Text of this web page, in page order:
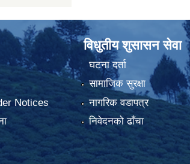
Notices
विधुतीय शुसासन सेवा
घटना दर्ता
सामाजिक सुरक्षा
नागरिक वडापत्र
निवेदनको ढाँचा